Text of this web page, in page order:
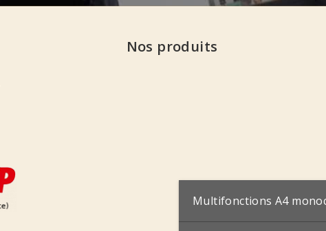
Nos produits
Multifonctions A4